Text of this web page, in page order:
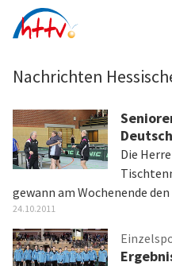
Inhalt
Nachrichten
Die
gewann am Wochenende
24.10.2011